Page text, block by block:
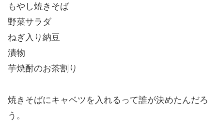
もやし焼きそば
野菜サラダ
ねぎ入り納豆
漬物
芋焼酎のお茶割り
焼きそばにキャベツを入れるって誰が決めたんだろ
う。